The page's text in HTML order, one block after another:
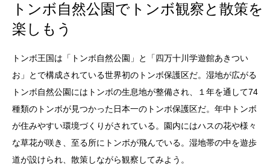
トンボ自然公園でトンボ観察と散策を
楽しもう
トンボ王国は「トンボ自然公園」と「四万十川学遊館あきつい
お」とで構成されている世界初のトンボ保護区だ。湿地が広がる
トンボ自然公園にはトンボの生息地が整備され、１年を通して74
種類のトンボが見つかった日本一のトンボ保護区だ。年中トンボ
が住みやすい環境づくりがされている。園内にはハスの花や様々
な草花が咲き、至る所にトンボが飛んでいる。湿地帯の中を遊歩
道が設けられ、散策しながら観察してみよう。